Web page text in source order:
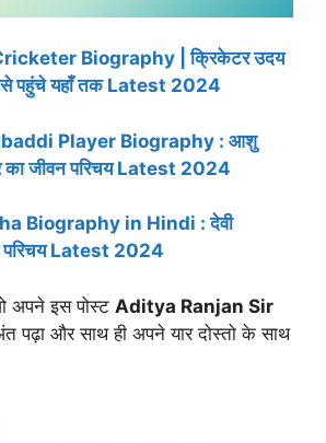
Biography | क्रिकेटर उदय
पहुंचे यहाँ तक Latest 2024
Player Biography : आशु
का जीवन परिचय Latest 2024
Biography in Hindi : देवी
परिचय Latest 2024
अपने इस पोस्ट Aditya Ranjan Sir
पढ़ा और साथ ही अपने यार दोस्तो के साथ